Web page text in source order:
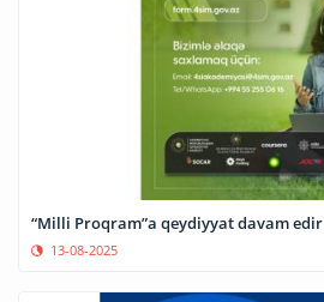
“Milli Proqram”a qeydiyyat davam edir
13-08-2025